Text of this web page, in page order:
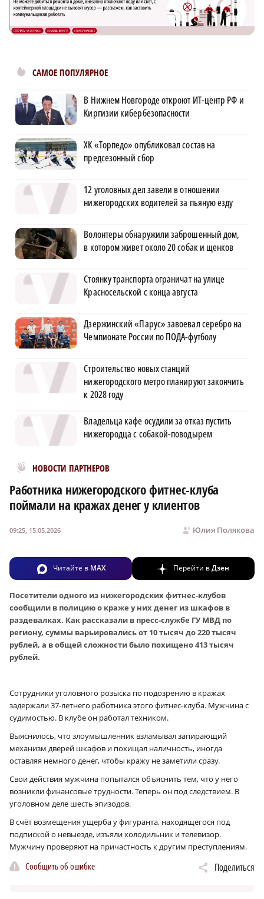
САМОЕ ПОПУЛЯРНОЕ
В Нижнем Новгороде откроют ИТ-центр РФ и
Киргизии кибербезопасности
ХК «Торпедо» опубликовал состав на
предсезонный сбор
12 уголовных дел завели в отношении
нижегородских водителей за пьяную езду
Волонтеры обнаружили заброшенный дом,
в котором живет около 20 собак и щенков
Стоянку транспорта ограничат на улице
Красносельской с конца августа
Дзержинский «Парус» завоевал серебро на
Чемпионате России по ПОДА-футболу
Строительство новых станций
нижегородского метро планируют закончить
к 2028 году
Владельца кафе осудили за отказ пустить
нижегородца с собакой-поводырем
НОВОСТИ ПАРТНЕРОВ
Новости МирТесен
Работника нижегородского фитнес-клуба
поймали на кражах денег у клиентов
Юлия Полякова
09:25, 15.05.2026
Читайте в MAX Перейти вДзен
Посетители одного из нижегородских фитнес-клубов
сообщили в полицию о краже у них денег из шкафов в
раздевалках. Как рассказали в пресс-службе ГУ МВД по
региону, суммы варьировались от 10 тысяч до 220 тысяч
рублей, а в общей сложности было похищено 413 тысяч
рублей.
Сотрудники уголовного розыска по подозрению в кражах
задержали 37-летнего работника этого фитнес-клуба. Мужчина с
судимостью. В клубе он работал техником.
Выяснилось, что злоумышленник взламывал запирающий
механизм дверей шкафов и похищал наличность, иногда
оставляя немного денег, чтобы кражу не заметили сразу.
Свои действия мужчина попытался объяснить тем, что у него
возникли финансовые трудности. Теперь он под следствием. В
уголовном деле шесть эпизодов.
В счёт возмещения ущерба у фигуранта, находящегося под
подпиской о невыезде, изъяли холодильник и телевизор.
Мужчину проверяют на причастность к другим преступлениям.
Сообщить об ошибке Поделиться